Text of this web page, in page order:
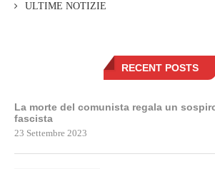
ULTIME NOTIZIE
RECENT POSTS
La morte del comunista regala un
fascista
23 Settembre 2023